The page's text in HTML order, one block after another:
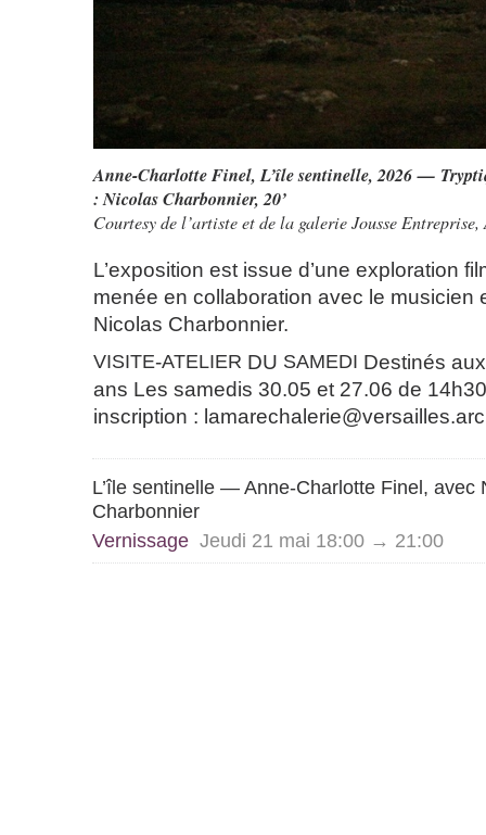
Anne-Charlotte Finel, L’île sentinelle, 2026 —
: Nicolas Charbonnier, 20’
Courtesy de l’artiste et de la galerie Jousse Entreprise,
L’exposition est issue d’une exploration
menée en collaboration avec le musicien
Nicolas Charbonnier.
VISITE-ATELIER DU SAMEDI Destinés
ans Les samedis 30.05 et 27.06 de
inscription :
L’île sentinelle — Anne-Charlotte Finel, avec
Charbonnier
Vernissage Jeudi 21 mai 18:00 → 21:00